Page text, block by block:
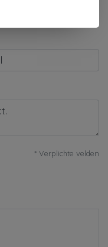
* Verplichte velden